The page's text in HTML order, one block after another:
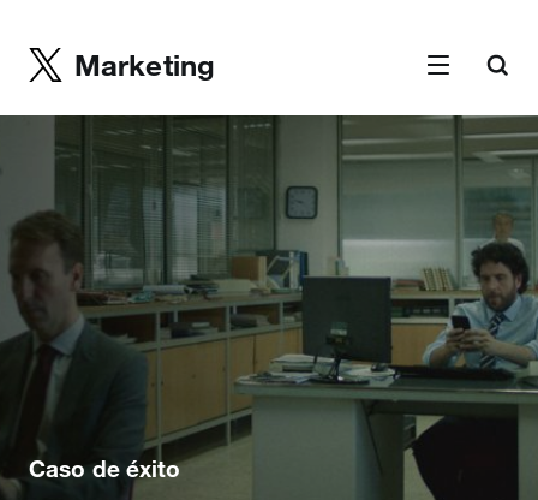
Marketing
Caso de éxito